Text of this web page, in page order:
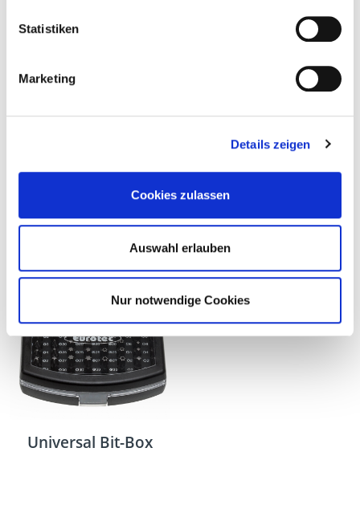
Statistiken
Marketing
Details zeigen
Cookies zulassen
Auswahl erlauben
Nur notwendige Cookies
Bit-Box 31 Bits +
Universal Bit-Box
Universal Bit-Box